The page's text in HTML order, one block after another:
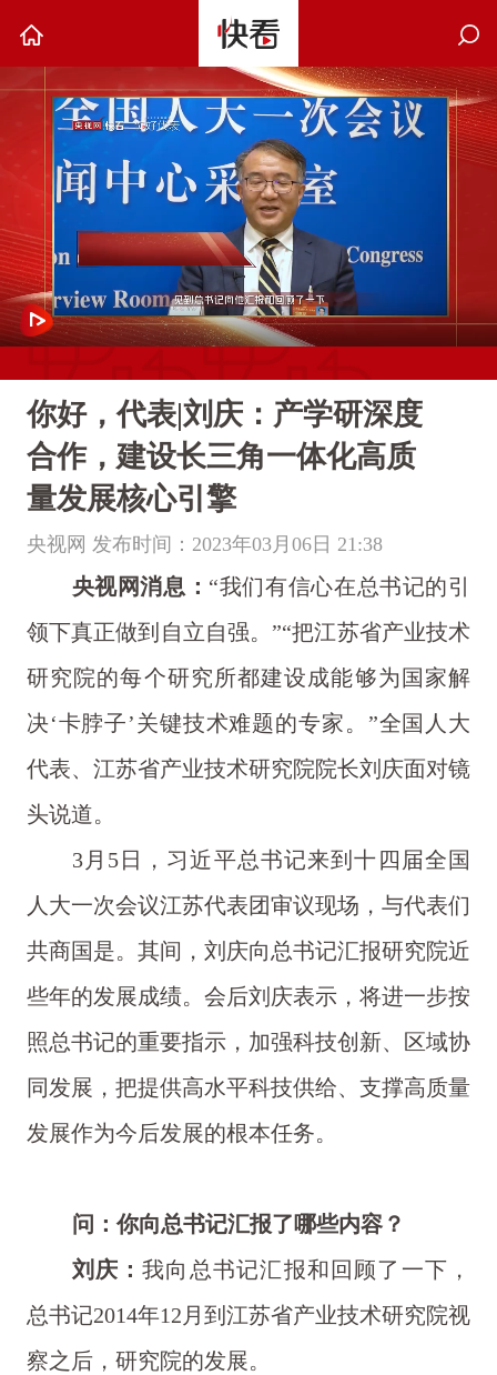
你好，代表|刘庆：产学研深度
合作，建设长三角一体化高质
量发展核心引擎
央视网 发布时间：2023年03月06日 21:38
央视网消息： “我们有信心在总书记的引
领下真正做到自立自强。”“把江苏省产业技术
研究院的每个研究所都建设成能够为国家解
决‘卡脖子’关键技术难题的专家。”全国人大
代表、江苏省产业技术研究院院长刘庆面对镜
头说道。
3月5日，习近平总书记来到十四届全国
人大一次会议江苏代表团审议现场，与代表们
共商国是。其间，刘庆向总书记汇报研究院近
些年的发展成绩。会后刘庆表示，将进一步按
照总书记的重要指示，加强科技创新、区域协
同发展，把提供高水平科技供给、支撑高质量
发展作为今后发展的根本任务。
问：你向总书记汇报了哪些内容？
刘庆：我向总书记汇报和回顾了一下，
总书记2014年12月到江苏省产业技术研究院视
察之后，研究院的发展。